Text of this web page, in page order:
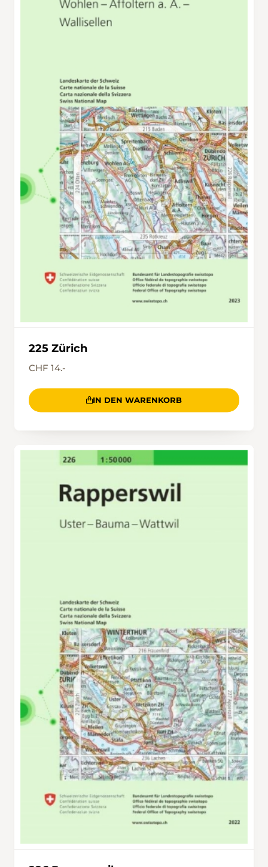
225 Zürich
CHF 14.-
IN DEN WARENKORB